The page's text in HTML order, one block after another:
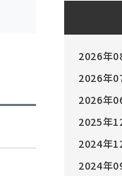
2026年
2026年
2026年
2025年
2024年
2024年